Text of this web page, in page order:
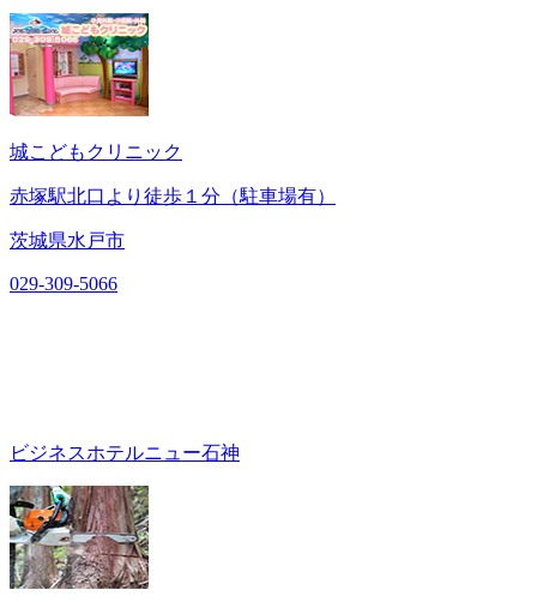
城こどもクリニック
赤塚駅北口より徒歩１分（駐車場有）
茨城県水戸市
029-309-5066
ビジネスホテルニュー石神